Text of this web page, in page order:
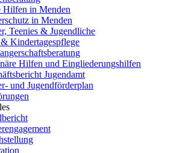
Hilfen in Menden
in Menden
Teenies & Jugendliche
Kindertagespflege
Hilfen und Eingliederungshilfen
Jugendamt
und Jugendförderplan